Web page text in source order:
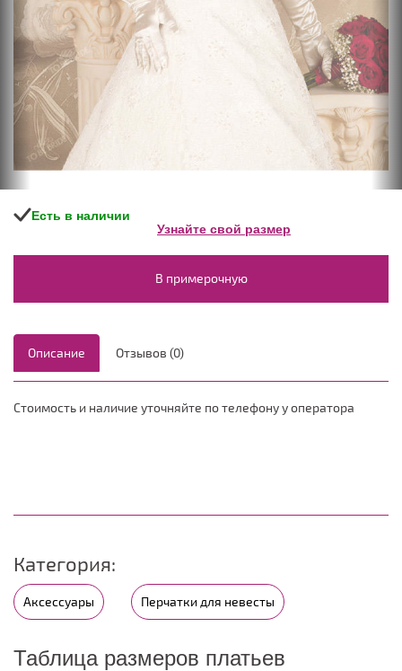
Есть в наличии
Узнайте свой размер
В примерочную
Описание Отзывов (0)
Стоимость и наличие уточняйте по телефону у оператора
Категория:
Аксессуары Перчатки для невесты
Таблица размеров платьев